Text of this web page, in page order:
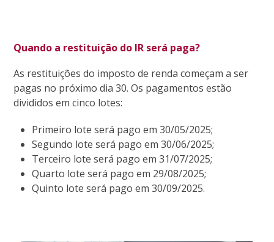
Quando a restituição do IR será paga?
As restituições do imposto de renda começam a ser
pagas no próximo dia 30. Os pagamentos estão
divididos em cinco lotes:
Primeiro lote será pago em 30/05/2025;
Segundo lote será pago em 30/06/2025;
Terceiro lote será pago em 31/07/2025;
Quarto lote será pago em 29/08/2025;
Quinto lote será pago em 30/09/2025.